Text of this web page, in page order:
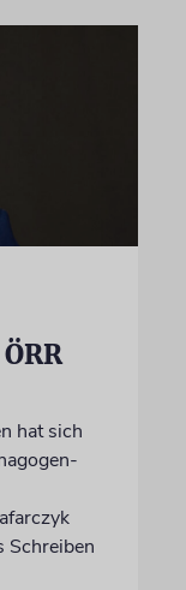
hat sich
Schreiben